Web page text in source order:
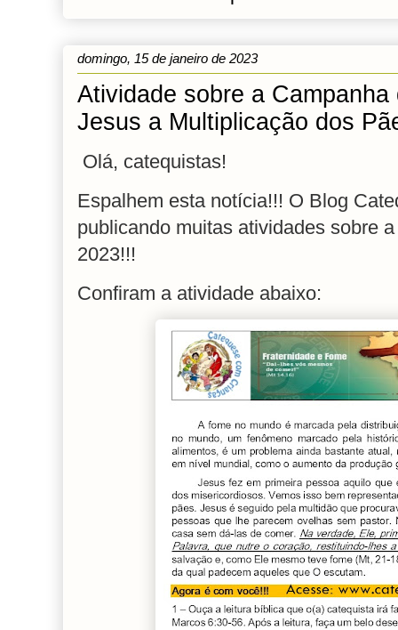
domingo, 15 de janeiro de 2023
Atividade sobre a
Jesus a Multiplicação dos
Olá, catequistas!
Espalhem esta notícia!!! O Blog
publicando muitas atividades sobre
2023!!!
Confiram a atividade abaixo: